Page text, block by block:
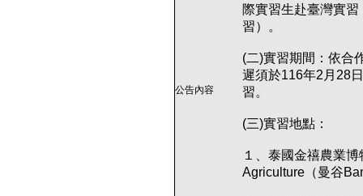
公告內容
際實習生赴臺灣實
習）。
(二)實習期間：依合
遲須於116年2月28
習。
(三)實習地點：
１、泰國金禧農業
Agriculture（曼谷